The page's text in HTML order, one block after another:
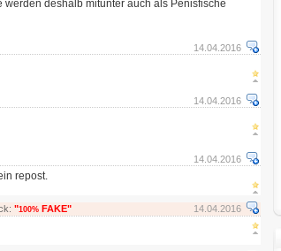
deshalb mitunter auch als Penisfische
14.04.2016
14.04.2016
14.04.2016
repost.
14.04.2016
"100% FAKE"